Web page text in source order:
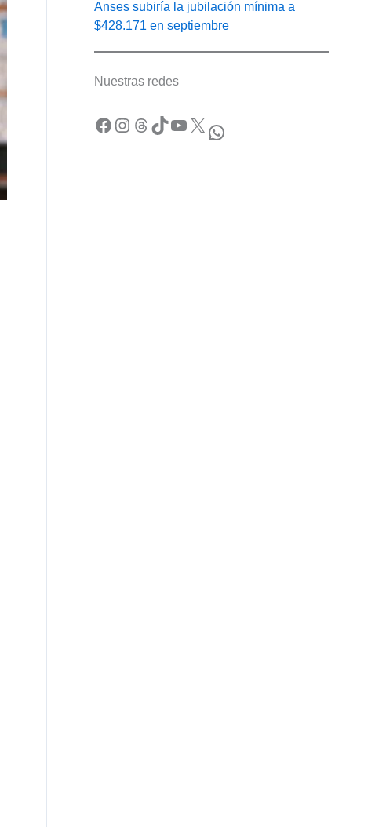
Anses subiría la jubilación mínima a
$428.171 en septiembre
Nuestras redes
Facebook Instagram Threads TikTok YouTube X WhatsApp